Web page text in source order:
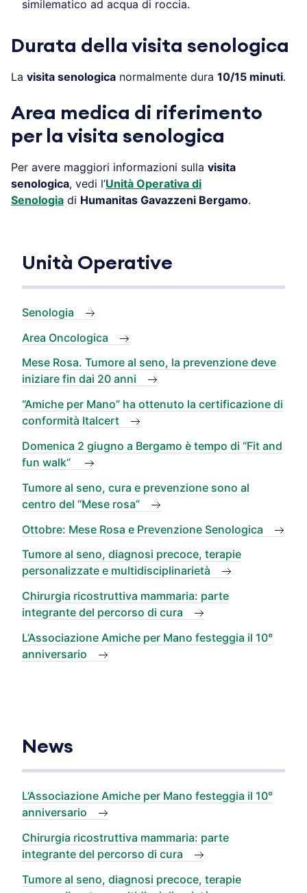
similematico ad acqua di roccia.
Durata della visita senologica
La visita senologica normalmente dura 10/15 minuti.
Area medica di riferimento
per la visita senologica
Per avere maggiori informazioni sulla visita
senologica, vedi l’Unità Operativa di
Senologia di Humanitas Gavazzeni Bergamo.
Unità Operative
Senologia
Area Oncologica
Mese Rosa. Tumore al seno, la prevenzione deve
iniziare fin dai 20 anni
“Amiche per Mano” ha ottenuto la certificazione di
conformità Italcert
Domenica 2 giugno a Bergamo è tempo di “Fit and
fun walk”
Tumore al seno, cura e prevenzione sono al
centro del “Mese rosa”
Ottobre: Mese Rosa e Prevenzione Senologica
Tumore al seno, diagnosi precoce, terapie
personalizzate e multidisciplinarietà
Chirurgia ricostruttiva mammaria: parte
integrante del percorso di cura
L’Associazione Amiche per Mano festeggia il 10°
anniversario
News
L’Associazione Amiche per Mano festeggia il 10°
anniversario
Chirurgia ricostruttiva mammaria: parte
integrante del percorso di cura
Tumore al seno, diagnosi precoce, terapie